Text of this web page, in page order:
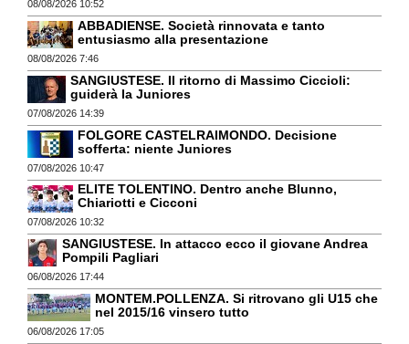
08/08/2026 10:52
ABBADIENSE. Società rinnovata e tanto
entusiasmo alla presentazione
08/08/2026 7:46
SANGIUSTESE. Il ritorno di Massimo Ciccioli:
guiderà la Juniores
07/08/2026 14:39
FOLGORE CASTELRAIMONDO. Decisione
sofferta: niente Juniores
07/08/2026 10:47
ELITE TOLENTINO. Dentro anche Blunno,
Chiariotti e Cicconi
07/08/2026 10:32
SANGIUSTESE. In attacco ecco il giovane Andrea
Pompili Pagliari
06/08/2026 17:44
MONTEM.POLLENZA. Si ritrovano gli U15 che
nel 2015/16 vinsero tutto
06/08/2026 17:05